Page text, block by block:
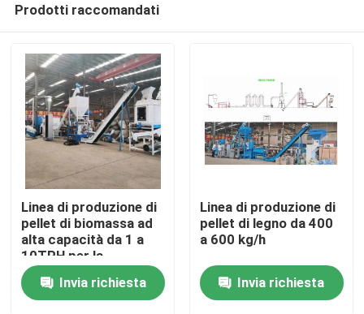
Casa
Prodotti
Mostra VR
Prodotti raccomandati
Linea di produzione di
pellet di biomassa ad
alta capacità da 1 a
10TPH per la
produzione di pezzetti
di legno di paglia di
pino
Invia richiesta
Linea di produzione di
pellet di legno da 400
a 600 kg/h
Invia richiesta